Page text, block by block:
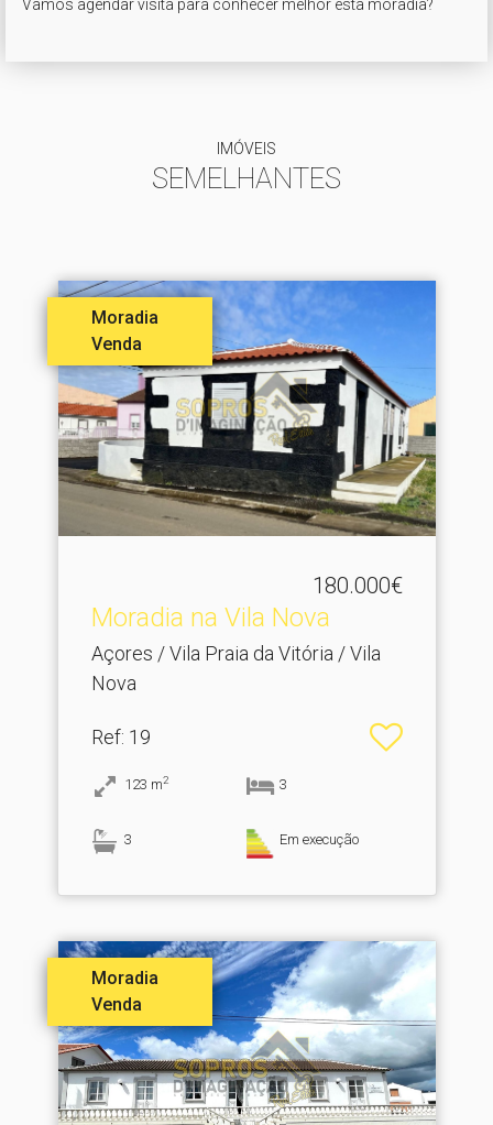
Vamos agendar visita para conhecer melhor esta moradia?
IMÓVEIS
SEMELHANTES
Moradia
Venda
180.000€
Moradia na Vila Nova
Açores / Vila Praia da Vitória / Vila
Nova
Ref: 19
123 m2 3
3 Em execução
Moradia
Venda